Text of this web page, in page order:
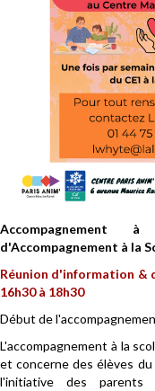
d'Accompagnement à la
Réunion d'information &
16h30 à 18h30
Début de
L'accompagnement à la
et concerne des élèves
l'initiative des